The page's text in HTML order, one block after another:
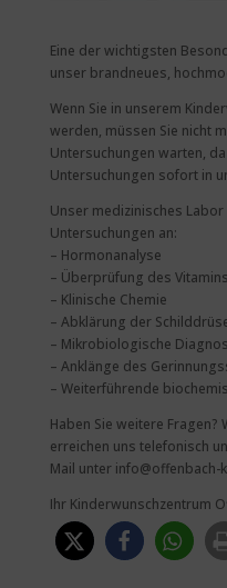
Eine der wichtigsten
unser brandneues,
Wenn Sie in unserem
werden, müssen Sie nicht
Untersuchungen warten,
Untersuchungen sofort in
Unser medizinisches
Untersuchungen an:
– Hormonanalyse
– Überprüfung des
– Klinische Chemie
– Abklärung der
– Mikrobiologische
– Anklänge des
– Weiterführende
Haben Sie weitere Fragen?
erreichen uns telefonisch
Mail unter info@offenbach-
Ihr Kinderwunschzentrum